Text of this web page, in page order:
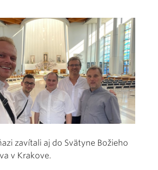
zavítali aj do Svätyne Božieho
v Krakove.